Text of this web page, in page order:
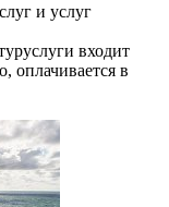
и услуг
входит
оплачивается в